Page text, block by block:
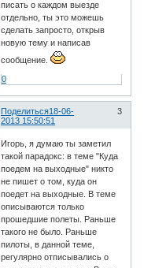
писать о каждом выезде
отдельно, ты это можешь
сделать запросто, открыв
новую тему и написав
сообщение.
0
Поделиться 3
18-06-
2013 15:50:51
Игорь, я думаю ты заметил
такой парадокс: в теме "Куда
поедем на выходные" никто
не пишет о том, куда он
поедет на выходные. В теме
описываются только
прошедшие полеты. Раньше
такого не было. Раньше
пилоты, в данной теме,
регулярно отписывались о